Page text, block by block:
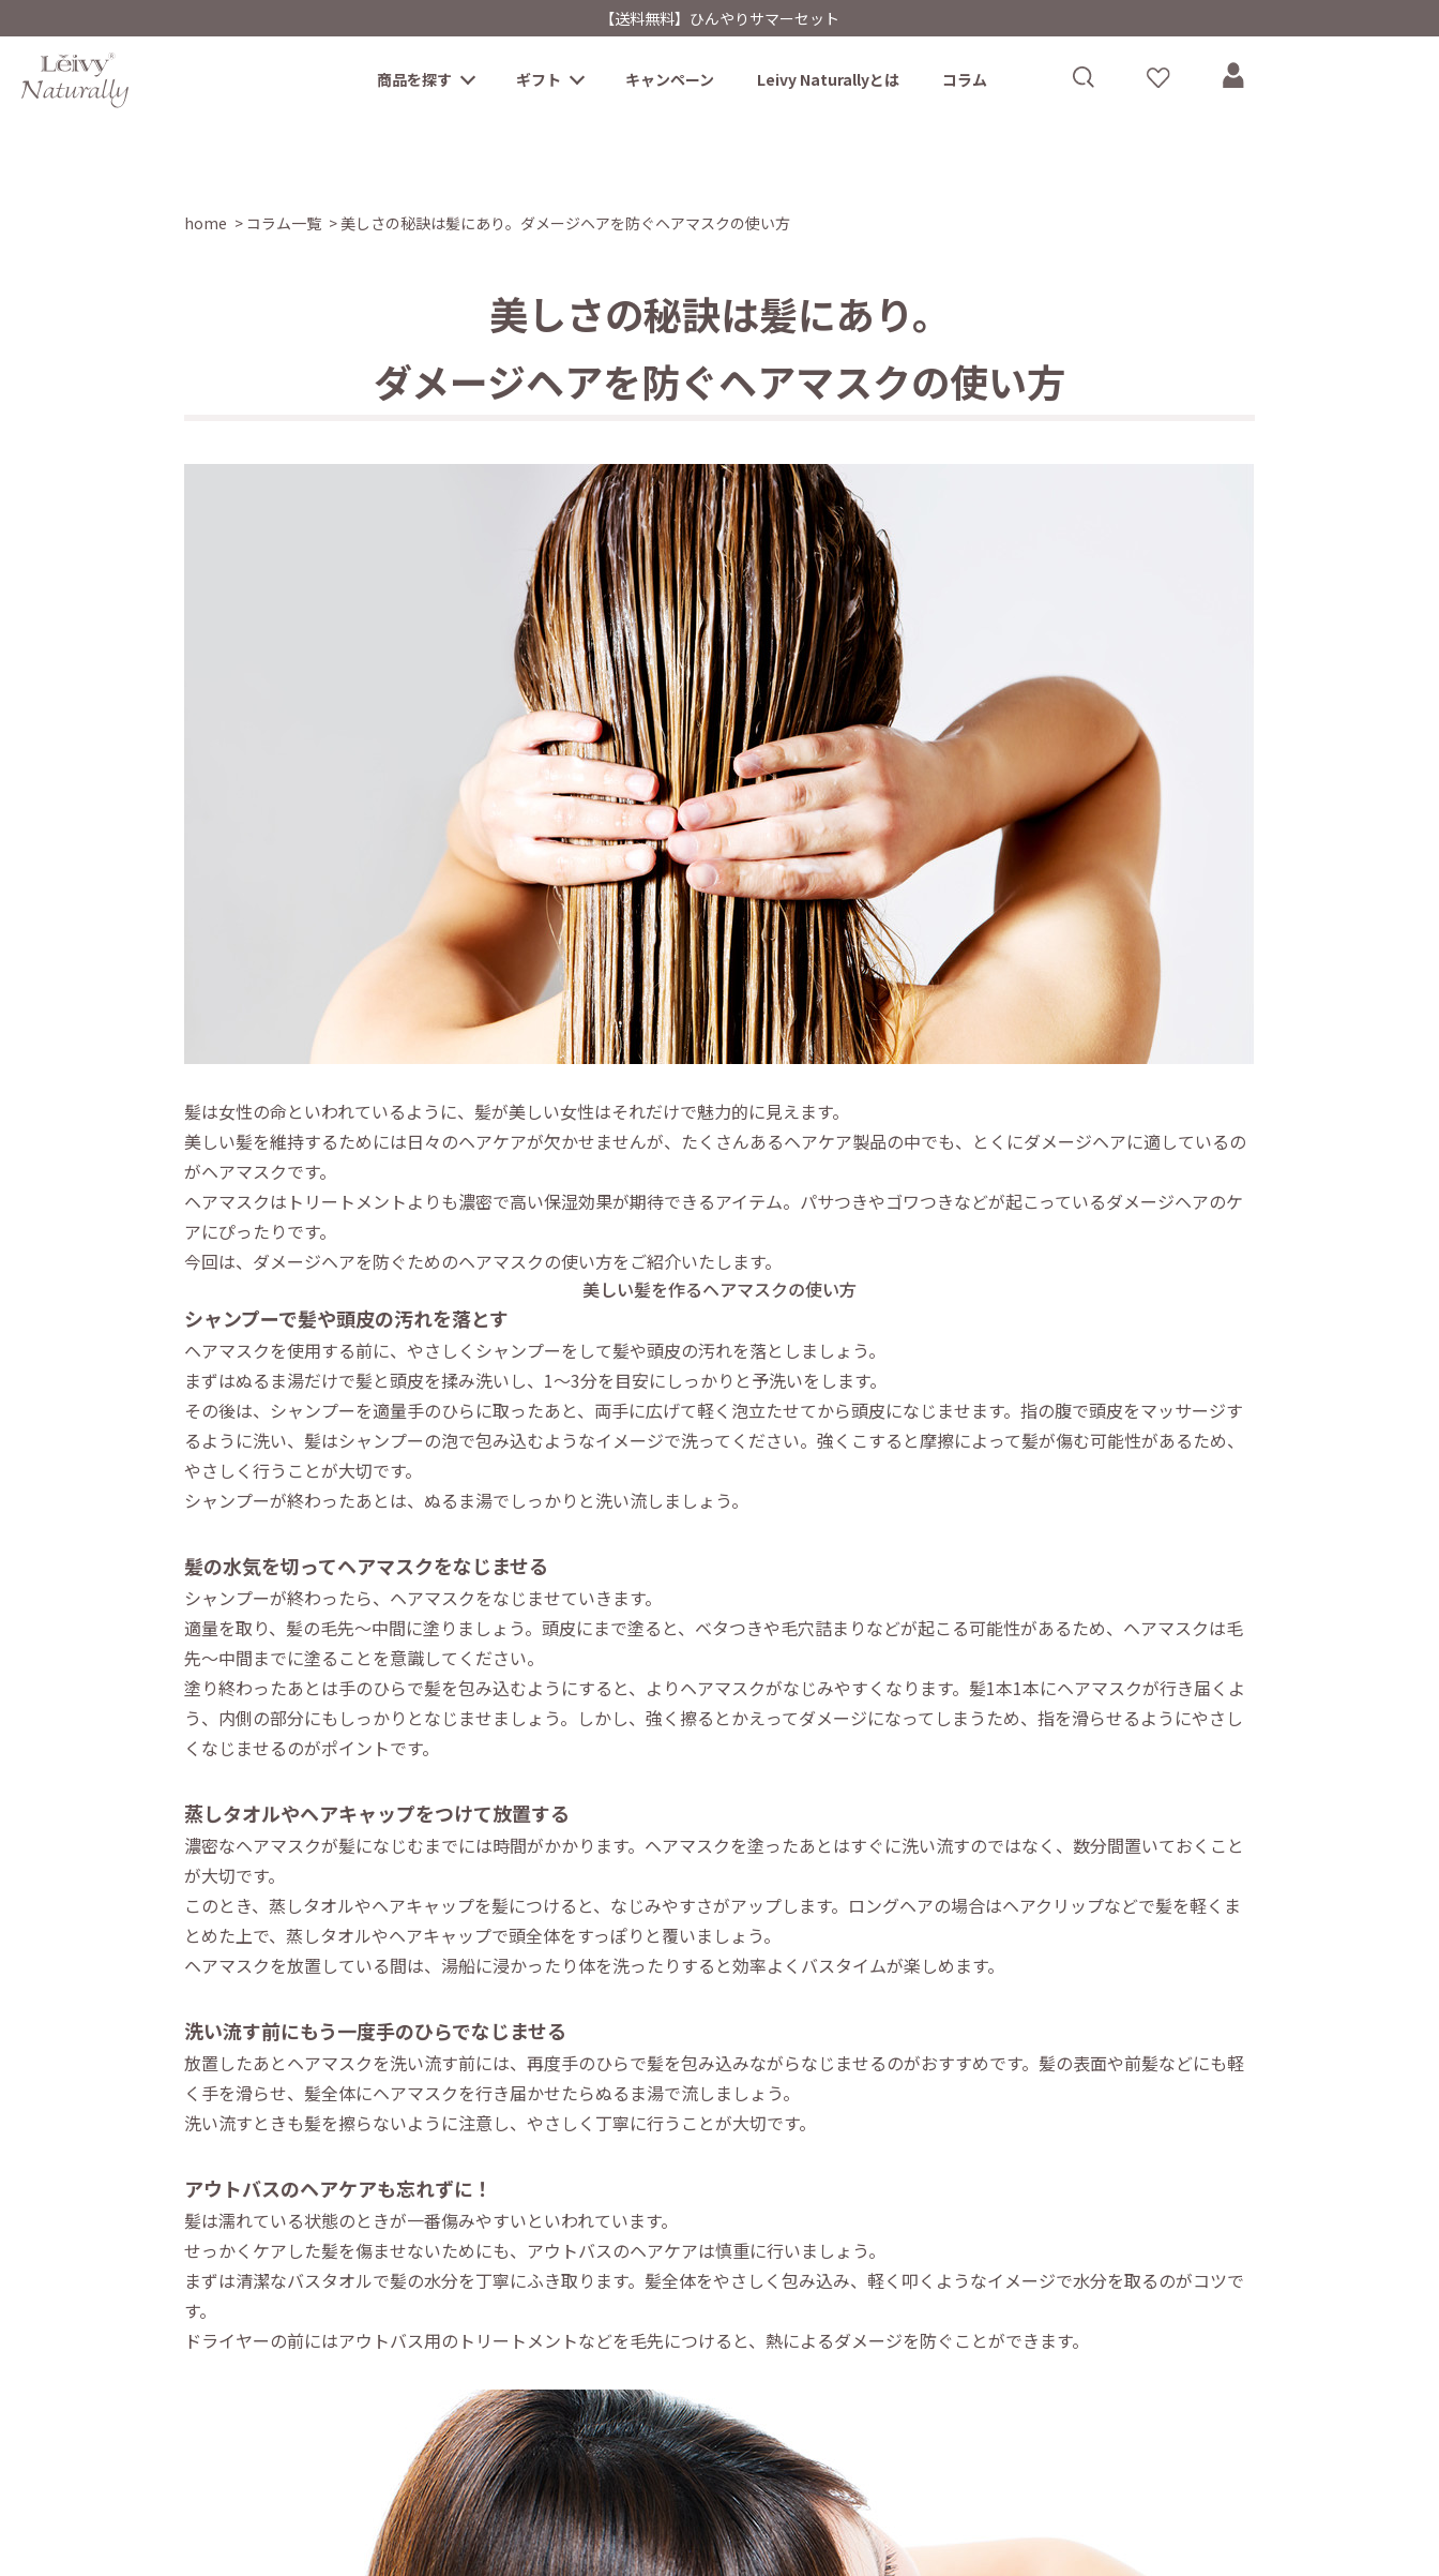
【送料無料】ひんやりサマーセット
商品を探す ギフト キャンペーン Leivy Naturallyとは コラム
home コラム一覧 美しさの秘訣は髪にあり。ダメージヘアを防ぐヘアマスクの使い方
美しさの秘訣は髪にあり。
ダメージヘアを防ぐヘアマスクの使い方
髪は女性の命といわれているように、髪が美しい女性はそれだけで魅力的に見えます。
美しい髪を維持するためには日々のヘアケアが欠かせませんが、たくさんあるヘアケア製品の中でも、とくにダメージヘアに適しているの
がヘアマスクです。
ヘアマスクはトリートメントよりも濃密で高い保湿効果が期待できるアイテム。パサつきやゴワつきなどが起こっているダメージヘアのケ
アにぴったりです。
今回は、ダメージヘアを防ぐためのヘアマスクの使い方をご紹介いたします。
美しい髪を作るヘアマスクの使い方
シャンプーで髪や頭皮の汚れを落とす
ヘアマスクを使用する前に、やさしくシャンプーをして髪や頭皮の汚れを落としましょう。
まずはぬるま湯だけで髪と頭皮を揉み洗いし、1～3分を目安にしっかりと予洗いをします。
その後は、シャンプーを適量手のひらに取ったあと、両手に広げて軽く泡立たせてから頭皮になじませます。指の腹で頭皮をマッサージす
るように洗い、髪はシャンプーの泡で包み込むようなイメージで洗ってください。強くこすると摩擦によって髪が傷む可能性があるため、
やさしく行うことが大切です。
シャンプーが終わったあとは、ぬるま湯でしっかりと洗い流しましょう。
髪の水気を切ってヘアマスクをなじませる
シャンプーが終わったら、ヘアマスクをなじませていきます。
適量を取り、髪の毛先～中間に塗りましょう。頭皮にまで塗ると、ベタつきや毛穴詰まりなどが起こる可能性があるため、ヘアマスクは毛
先～中間までに塗ることを意識してください。
塗り終わったあとは手のひらで髪を包み込むようにすると、よりヘアマスクがなじみやすくなります。髪1本1本にヘアマスクが行き届くよ
う、内側の部分にもしっかりとなじませましょう。しかし、強く擦るとかえってダメージになってしまうため、指を滑らせるようにやさし
くなじませるのがポイントです。
蒸しタオルやヘアキャップをつけて放置する
濃密なヘアマスクが髪になじむまでには時間がかかります。ヘアマスクを塗ったあとはすぐに洗い流すのではなく、数分間置いておくこと
が大切です。
このとき、蒸しタオルやヘアキャップを髪につけると、なじみやすさがアップします。ロングヘアの場合はヘアクリップなどで髪を軽くま
とめた上で、蒸しタオルやヘアキャップで頭全体をすっぽりと覆いましょう。
ヘアマスクを放置している間は、湯船に浸かったり体を洗ったりすると効率よくバスタイムが楽しめます。
洗い流す前にもう一度手のひらでなじませる
放置したあとヘアマスクを洗い流す前には、再度手のひらで髪を包み込みながらなじませるのがおすすめです。髪の表面や前髪などにも軽
く手を滑らせ、髪全体にヘアマスクを行き届かせたらぬるま湯で流しましょう。
洗い流すときも髪を擦らないように注意し、やさしく丁寧に行うことが大切です。
アウトバスのヘアケアも忘れずに！
髪は濡れている状態のときが一番傷みやすいといわれています。
せっかくケアした髪を傷ませないためにも、アウトバスのヘアケアは慎重に行いましょう。
まずは清潔なバスタオルで髪の水分を丁寧にふき取ります。髪全体をやさしく包み込み、軽く叩くようなイメージで水分を取るのがコツで
す。
ドライヤーの前にはアウトバス用のトリートメントなどを毛先につけると、熱によるダメージを防ぐことができます。